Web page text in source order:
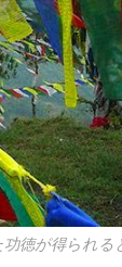
徳が得られ